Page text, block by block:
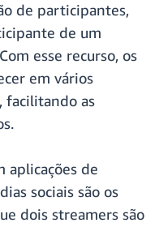
de participantes,
de um
esse recurso, os
em vários
facilitando as
aplicações de
sociais são os
dois streamers são